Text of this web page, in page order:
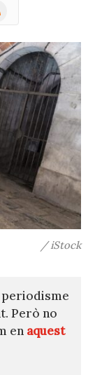
/ iStock
periodisme
Però no
en aquest